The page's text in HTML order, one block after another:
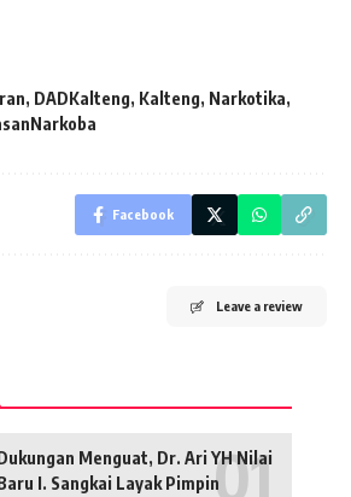
, DADKalteng, Kalteng, Narkotika,
Facebook
Leave a review
Menguat, Dr. Ari YH Nilai
I. Sangkai Layak Pimpin